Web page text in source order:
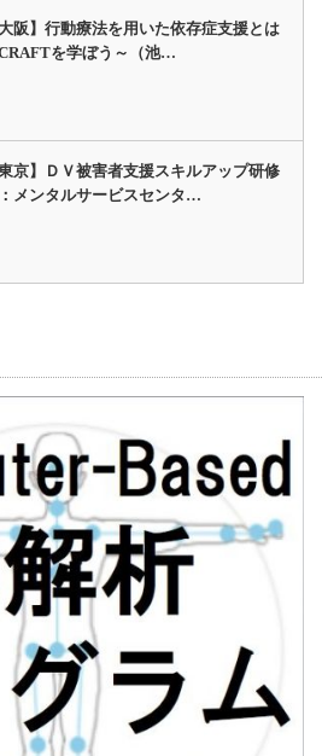
大阪】行動療法を用いた依存症支援とは
を学ぼう～（池…
東京】ＤＶ被害者支援スキルアップ研修
メンタルサービスセンタ…